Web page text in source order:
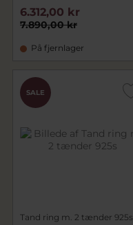
7.890,00 kr
6.312,00 kr
På fjernlager
SALE
Tand ring m. 2 tænder 925s